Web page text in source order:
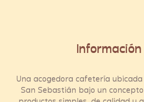
Información
Una acogedora cafetería
San Sebastián bajo un